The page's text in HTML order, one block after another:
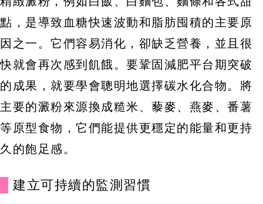
點，是導致血糖快速波動和脂肪囤積的主要原
因之一。它們容易消化，卻缺乏營養，並且很
快就會再次感到飢餓。要鞏固減肥平台期突破
的成果，就要學會聰明地選擇碳水化合物。將
主要的澱粉來源換成糙米、藜麥、燕麥、番薯
等原型食物，它們能提供更穩定的能量和更持
久的飽足感。
建立可持續的監測習慣